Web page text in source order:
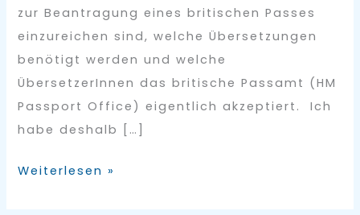
zur Beantragung eines britischen Passes
einzureichen sind, welche Übersetzungen
benötigt werden und welche
ÜbersetzerInnen das britische Passamt (HM
Passport Office) eigentlich akzeptiert. Ich
habe deshalb […]
Weiterlesen »